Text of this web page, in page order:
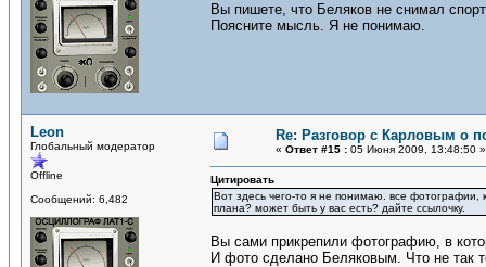
Вы пишете, что Беляков не снимал
Поясните мысль. Я не понимаю.
Leon
Глобальный модератор
Offline
Сообщений: 6,482
Re: Разговор с Карловым о
« Ответ #15 : 05 Июня 2009, 13:48:50 »
Цитировать
Вот здесь чего-то я не понимаю. все фотографии,
плана? может быть у вас есть? дайте ссылочку.
Вы сами прикрепили фотографию, в
И фото сделано Беляковым. Что не так